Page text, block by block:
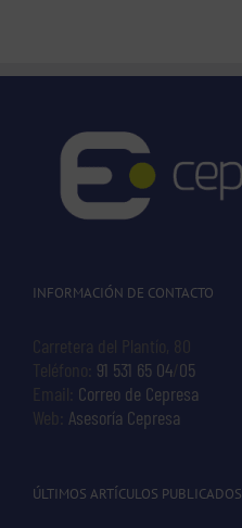
INFORMACIÓN DE CONTACTO
Carretera del Plantío, 80
Teléfono: 91 531 65 04 05
Email: Correo de Cepresa
Web: Asesoría Cepresa
ÚLTIMOS ARTÍCULOS PUBLICADOS